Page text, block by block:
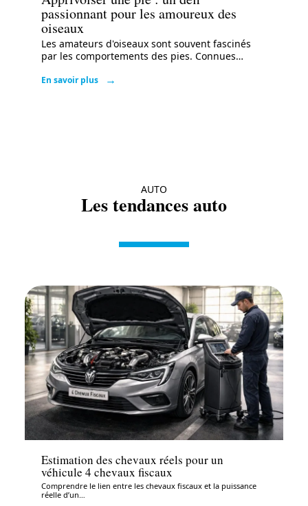
passionnant pour les amoureux des
oiseaux
Les amateurs d'oiseaux sont souvent fascinés
par les comportements des pies. Connues…
En savoir plus
AUTO
Les tendances auto
Auto
Estimation des chevaux réels pour un
véhicule 4 chevaux fiscaux
Comprendre le lien entre les chevaux fiscaux et la puissance
réelle d’un…